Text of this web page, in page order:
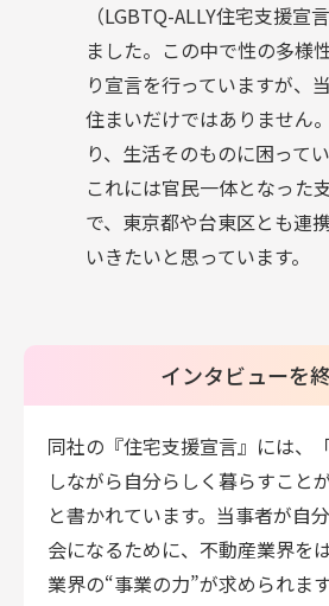
（LGBTQ-ALLY住宅支援宣
ました。この中で性の多様
り宣言を行っていますが、
住まいだけではありません
り、生活そのものに困って
これには官民一体となった
で、東京都や台東区とも連
いきたいと思っています。
インタビューを
同社の『住宅支援宣言』には、
しながら自分らしく暮らすこと
と書かれています。当事者が自
会になるために、不動産業界を
業界の“事業の力”が求められます